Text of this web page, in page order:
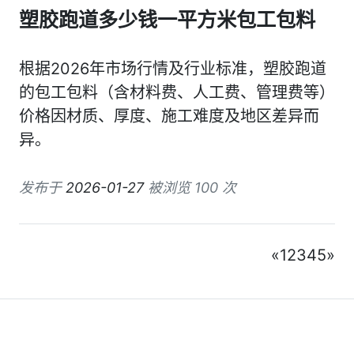
塑胶跑道多少钱一平方米包工包料
根据2026年市场行情及行业标准，塑胶跑道
的包工包料（含材料费、人工费、管理费等）
价格因材质、厚度、施工难度及地区差异而
异。
发布于 2026-01-27被浏览 100 次
«12345»